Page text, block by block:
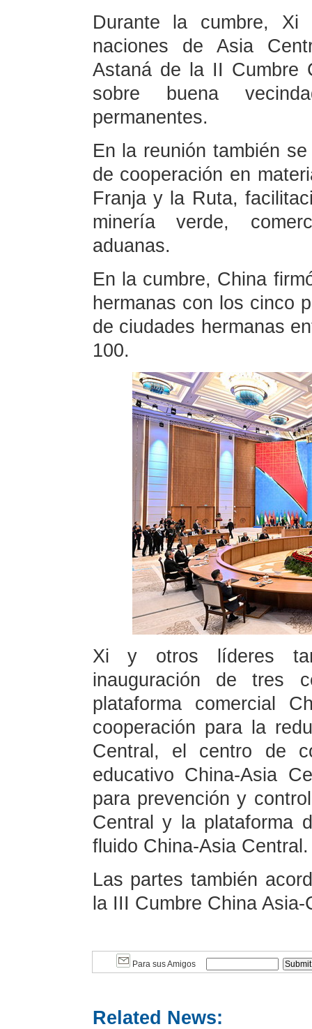
Durante la cumbre,
naciones de Asia
Astaná de la II Cumbre
sobre buena
permanentes.
En la reunión también
de cooperación en
Franja y la Ruta,
minería verde,
aduanas.
En la cumbre, China
hermanas con los cinco
de ciudades hermanas
100.
Xi y otros líderes
inauguración de tres
plataforma comercial
cooperación para la
Central, el centro de
educativo China-Asia
para prevención y
Central y la plataforma
fluido China-Asia Central.
Las partes también
la III Cumbre China
Para sus Amigos
Related News: